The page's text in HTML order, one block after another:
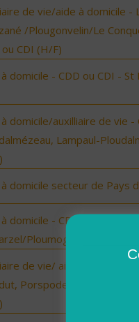
de vie/aide à domicile -
/Plougonvelin/Le
ou CDI (H/F)
domicile - CDD ou CDI - St
domicile/auxilliaire de vie -
Lampaul-
domicile secteur de Pays
domicile - CDD ou CDI -
Ploumoguer (H/F)
de vie/ aide à domicile -
Porspoder, Landunvez -